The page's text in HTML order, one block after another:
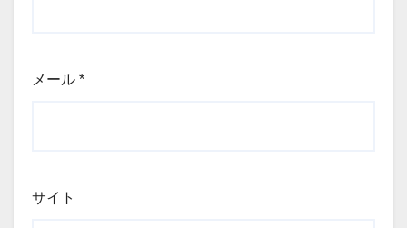
メール *
サイト